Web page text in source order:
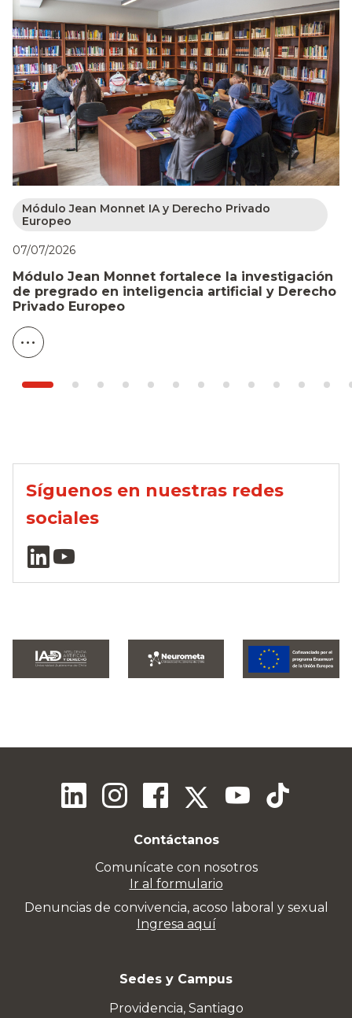
Módulo Jean Monnet IA y Derecho Privado
Europeo
07/07/2026
Módulo Jean Monnet fortalece la investigación
de pregrado en inteligencia artificial y Derecho
Privado Europeo
Síguenos en nuestras redes
sociales
Contáctanos
Comunícate con nosotros
Ir al formulario
Denuncias de convivencia, acoso laboral y sexual
Ingresa aquí
Sedes y Campus
Providencia, Santiago